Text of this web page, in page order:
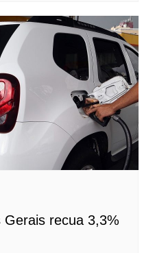
recua 3,3%